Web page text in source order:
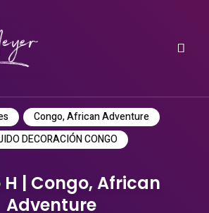
Congo, African Adventure
DECORACIÓN CONGO
| Congo, African
Adventure